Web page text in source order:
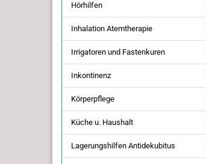
Hörhilfen
Inhalation Atemtherapie
Irrigatoren und Fastenkuren
Inkontinenz
Körperpflege
Küche u. Haushalt
Lagerungshilfen Antidekubitus